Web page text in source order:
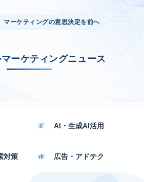
マーケティングの意思決定を前へ
ーケティングニュース
AI・生成AI活用
対策 広告・アドテク